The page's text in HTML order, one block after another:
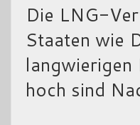
Die LNG-
Staaten wie
langwierigen
hoch sind